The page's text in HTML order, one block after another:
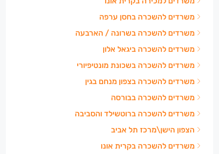
משרדים להשכרה בחסן ערפה
משרדים להשכרה בשרונה / הארבעה
משרדים להשכרה ביגאל אלון
משרדים להשכרה בשכונת מונטיפיורי
משרדים להשכרה בצפון מנחם בגין
משרדים להשכרה בבורסה
משרדים להשכרה ברוטשילד והסביבה
הצפון הישן\מרכז תל אביב
משרדים להשכרה בקרית אונו